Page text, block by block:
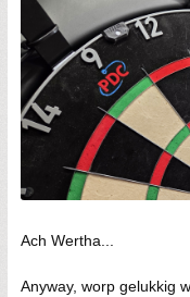
Ach Wertha...
Anyway, worp gelukkig